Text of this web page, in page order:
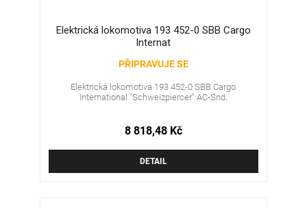
Elektrická lokomotiva 193 452-0 SBB Cargo
Internat
PŘIPRAVUJE SE
Elektrická lokomotiva 193 452-0 SBB Cargo
International "Schweizpiercer" AC-Snd.
8 818,48 Kč
DETAIL